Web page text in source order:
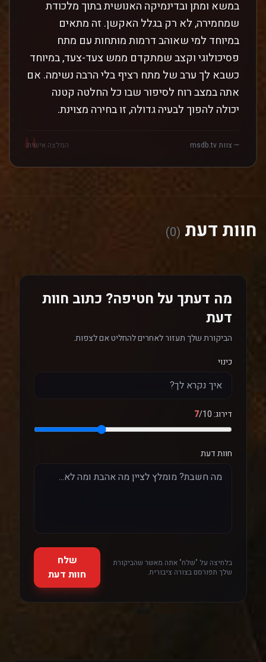
"
במשא ומתן ובדינמיקה האנושית בתוך מלכודת
שמחמירה, לא רק בגלל האקשן. זה מתאים
במיוחד למי שאוהב דרמות מותחות עם מתח
פסיכולוגי וקצב שמתקדם ממש צעד-צעד, במיוחד
כשבא לך ערב של מתח רציף בלי הרבה נשימה. אם
אתה במצב רוח לסיפור שבו כל החלטה קטנה
יכולה להפוך לבעיה גדולה, זו בחירה מצוינת.
— צוות msdb.tv המלצה אישית
חוות דעת (0)
מה דעתך על חטיפה? כתוב חוות
דעת
הביקורת שלך תעזור לאחרים להחליט אם לצפות.
כינוי
דירוג: 7/10
חוות דעת
בלחיצה על "שלח" אתה מאשר שהביקורת
שלך תפורסם בצורה ציבורית.
שלח
חוות דעת